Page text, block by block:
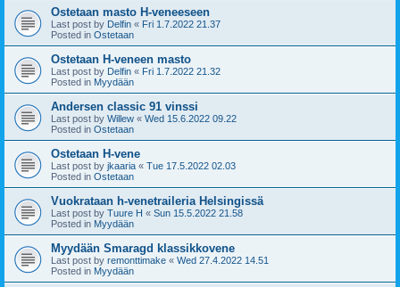
Ostetaan masto H-veneeseen
Last post by Delfin « Fri 1.7.2022 21.37
Posted in Ostetaan
Ostetaan H-veneen masto
Last post by Delfin « Fri 1.7.2022 21.32
Posted in Myydään
Andersen classic 91 vinssi
Last post by Willew « Wed 15.6.2022 09.22
Posted in Ostetaan
Ostetaan H-vene
Last post by jkaaria « Tue 17.5.2022 02.03
Posted in Ostetaan
Vuokrataan h-venetraileria Helsingissä
Last post by Tuure H « Sun 15.5.2022 21.58
Posted in Myydään
Myydään Smaragd klassikkovene
Last post by remonttimake « Wed 27.4.2022 14.51
Posted in Myydään